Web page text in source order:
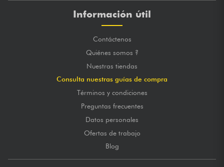
Información útil
Contáctenos
Quiénes somos ?
Nuestras tiendas
Consulta nuestras guías de compra
Términos y condiciones
Preguntas frecuentes
Datos personales
Ofertas de trabajo
Blog